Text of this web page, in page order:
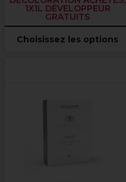
1X1L DÉVELOPPEUR
GRATUITS
Choisissez les options